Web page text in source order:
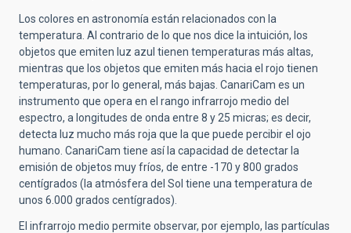
Los colores en astronomía están relacionados con la
temperatura. Al contrario de lo que nos dice la intuición, los
objetos que emiten luz azul tienen temperaturas más altas,
mientras que los objetos que emiten más hacia el rojo tienen
temperaturas, por lo general, más bajas. CanariCam es un
instrumento que opera en el rango infrarrojo medio del
espectro, a longitudes de onda entre 8 y 25 micras; es decir,
detecta luz mucho más roja que la que puede percibir el ojo
humano. CanariCam tiene así la capacidad de detectar la
emisión de objetos muy fríos, de entre -170 y 800 grados
centígrados (la atmósfera del Sol tiene una temperatura de
unos 6.000 grados centígrados).
El infrarrojo medio permite observar, por ejemplo, las partículas